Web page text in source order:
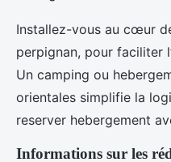
Installez-vous au cœur
perpignan, pour faciliter
Un camping ou
orientales simplifie la
reserver hebergement
Informations sur les